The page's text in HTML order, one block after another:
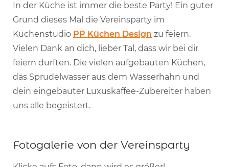
In der Küche ist immer die beste Party! Ein guter
Grund dieses Mal die Vereinsparty im
Küchenstudio PP Küchen Design zu feiern.
Vielen Dank an dich, lieber Tal, dass wir bei dir
feiern durften. Die vielen aufgebauten Küchen,
das Sprudelwasser aus dem Wasserhahn und
dein eingebauter Luxuskaffee-Zubereiter haben
uns alle begeistert.
Fotogalerie von der Vereinsparty